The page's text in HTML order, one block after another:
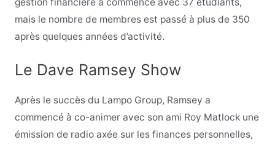
mais le nombre de membres est passé à plus de 350
après quelques années d’activité.
Le Dave Ramsey Show
Après le succès du Lampo Group, Ramsey a
commencé à co-animer avec son ami Roy Matlock une
émission de radio axée sur les finances personnelles,